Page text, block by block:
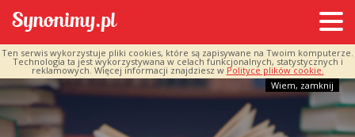
Ten serwis wykorzystuje pliki cookies, które są zapisywane na Twoim komputerze.
Technologia ta jest wykorzystywana w celach funkcjonalnych, statystycznych i
reklamowych. Więcej informacji znajdziesz w Polityce plików cookie.
Wiem, zamknij